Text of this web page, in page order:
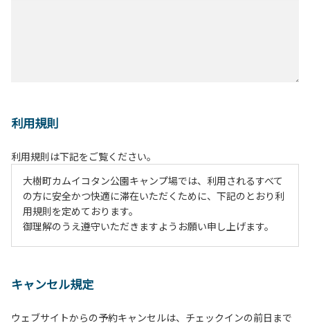
利用規則
利用規則は下記をご覧ください。
大樹町カムイコタン公園キャンプ場では、利用されるすべて
の方に安全かつ快適に滞在いただくために、下記のとおり利
用規則を定めております。
御理解のうえ遵守いただきますようお願い申し上げます。
２、中学生以下だけでの利用はできません。高校生以上の方
３、テントサイト（多目的広場を含む。）の使用は、事前に
キャンセル規定
ウェブサイトからの予約キャンセルは、チェックインの前日まで